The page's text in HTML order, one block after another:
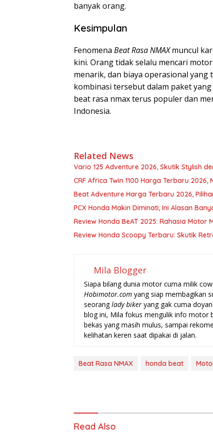
banyak orang.
Kesimpulan
Fenomena Beat Rasa NMAXmuncul
kini. Orang tidak selalu mencari
menarik, dan biaya operasional
kombinasi tersebut dalam paket
beat rasa nmax terus populer dan
Indonesia.
Related News
Vario 125 Adventure 2026, Skutik Stylish
CRF Africa Twin 1100 Harga Terbaru
Beat Adventure Harga Terbaru 2026,
PCX Honda Makin Diminati, Ini Alasan
Review Honda BeAT 2025: Rahasia Motor
Review Honda Scoopy Terbaru: Skutik
Mila Blogger
Siapa bilang dunia motor cuma milik
Hobimotor.com yang siap membagikan
seoranglady biker yang gak cuma doyan
blog ini, Mila fokus mengulik info motor
bekas yang masih mulus, sampai
kelihatan keren saat dipakai di jalan.
Beat Rasa NMAX honda beat
Read Also